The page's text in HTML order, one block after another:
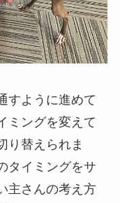
すように進めて
ミングを変えて
り替えられま
タイミングをサ
主さんの考え方